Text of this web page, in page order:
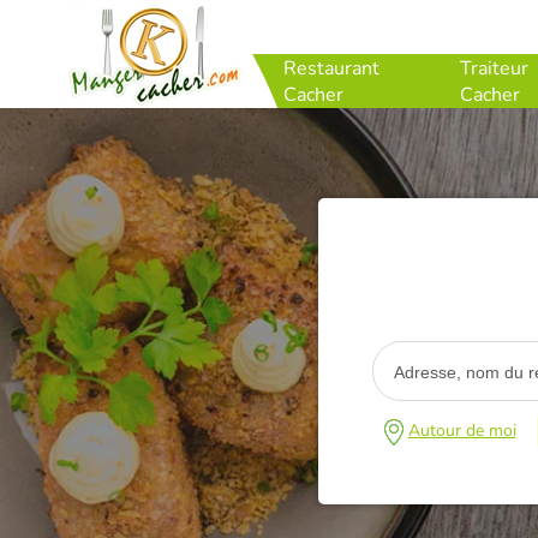
Restaurant
Cacher
Traiteur
Cacher
Autour de moi